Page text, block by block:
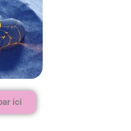
ici